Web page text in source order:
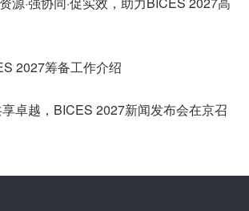
2027筹备工作介绍
卓越，BICES 2027新闻发布会在京召